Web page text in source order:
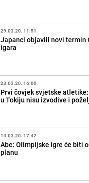
29.03.20. 11:51
Japanci objavili novi termin
igara
23.03.20. 16:00
Prvi čovjek svjetske
u Tokiju nisu izvodive i
14.03.20. 17:42
Abe: Olimpijske igre će biti
planu